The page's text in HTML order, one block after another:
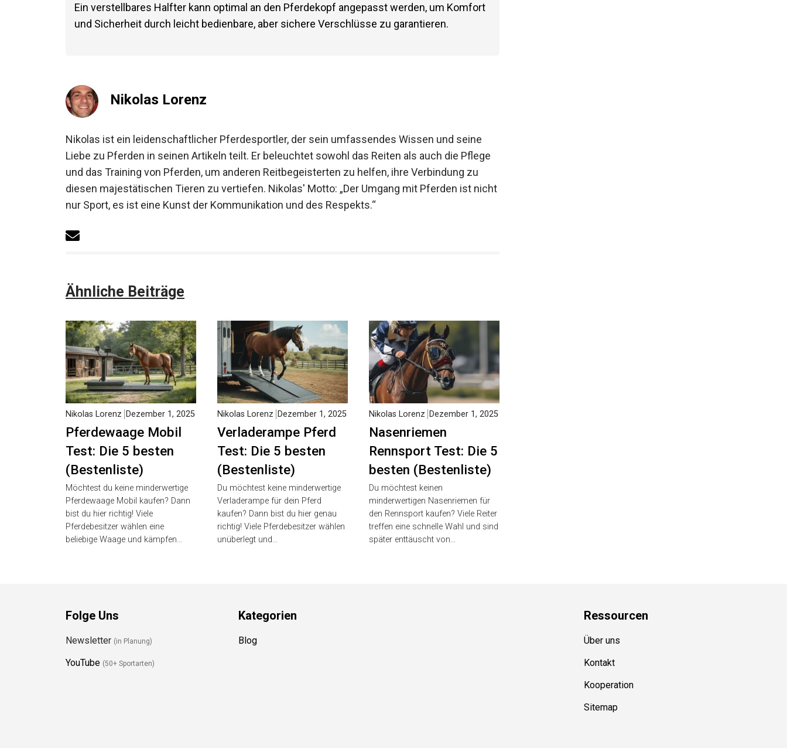
Ein verstellbares Halfter kann optimal an den Pferdekopf angepasst werden, um
Komfort und Sicherheit durch leicht bedienbare, aber sichere Verschlüsse zu
Nikolas ist ein leidenschaftlicher Pferdesportler, der sein umfassendes Wissen und seine
Liebe zu Pferden in seinen Artikeln teilt. Er beleuchtet sowohl das Reiten als auch die Pflege
und das Training von Pferden, um anderen Reitbegeisterten zu helfen, ihre Verbindung zu
diesen majestätischen Tieren zu vertiefen. Nikolas' Motto: „Der Umgang mit Pferden ist
Pferdewaage Mobil
Test: Die 5 besten
(Bestenliste)
Nikolas Lorenz Dezember 1,
2025
Möchtest du keine minderwertige
Pferdewaage Mobil kaufen? Dann
bist du hier richtig! Viele
Verladerampe Pferd
Test: Die 5 besten
(Bestenliste)
Nikolas Lorenz Dezember 1,
2025
Du möchtest keine minderwertige
Verladerampe für dein Pferd
kaufen? Dann bist du hier genau
Nasenriemen
Rennsport Test: Die
5 besten
(Bestenliste)
Nikolas Lorenz Dezember 1,
2025
Du möchtest keinen
Folge Uns Ressource
Über uns
Kontakt